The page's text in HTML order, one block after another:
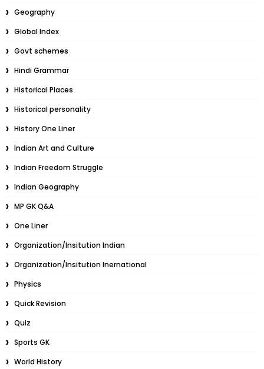
Geography
Global Index
Govt schemes
Hindi Grammar
Historical Places
Historical personality
History One Liner
Indian Art and Culture
Indian Freedom Struggle
Indian Geography
MP GK Q&A
One Liner
Organization/Insitution Indian
Organization/Insitution Inernational
Physics
Quick Revision
Quiz
Sports GK
World History